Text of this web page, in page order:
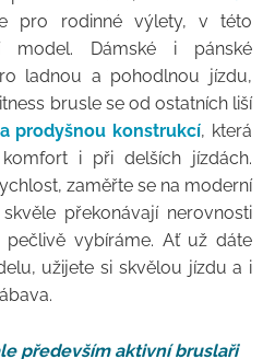
pro rodinné výlety, v této
model. Dámské i pánské
ladnou a pohodlnou jízdu,
brusle se od ostatních liší
prodyšnou konstrukcí, která
i při delších jízdách.
zaměřte se na moderní
překonávají nerovnosti
pečlivě vybíráme. Ať už dáte
užijete si skvělou jízdu a i
především aktivní bruslaři